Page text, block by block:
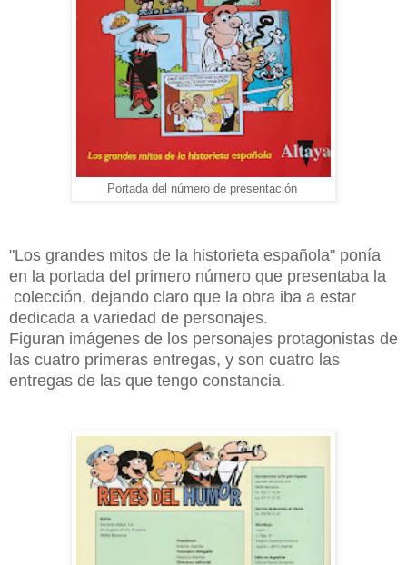
Portada del número de presentación
"Los grandes mitos de la historieta española" ponía
en la portada del primero número que presentaba la
colección, dejando claro que la obra iba a estar
dedicada a variedad de personajes.
Figuran imágenes de los personajes protagonistas de
las cuatro primeras entregas, y son cuatro las
entregas de las que tengo constancia.